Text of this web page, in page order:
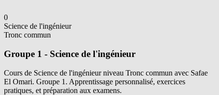
0
Science de l'ingénieur
Tronc commun
Groupe 1 - Science de l'ingénieur
Cours de Science de l'ingénieur niveau Tronc commun avec Safae
El Omari. Groupe 1. Apprentissage personnalisé, exercices
pratiques, et préparation aux examens.